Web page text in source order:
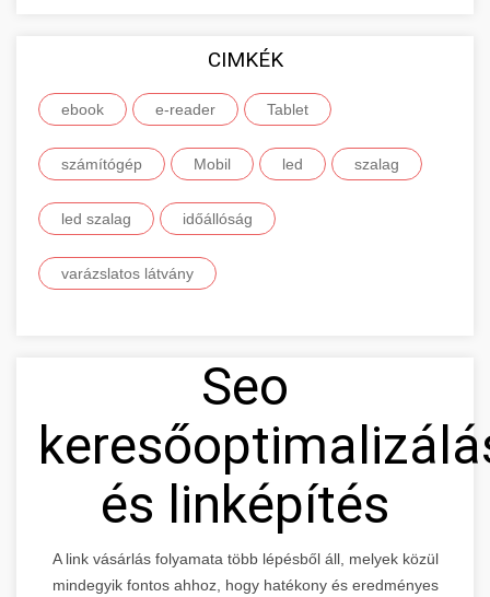
CIMKÉK
ebook e-reader Tablet
számítógép Mobil led szalag
led szalag időállóság
varázslatos látvány
Seo
és linképítés
A link vásárlás folyamata több lépésből áll, melyek közül
mindegyik fontos ahhoz, hogy hatékony és eredményes